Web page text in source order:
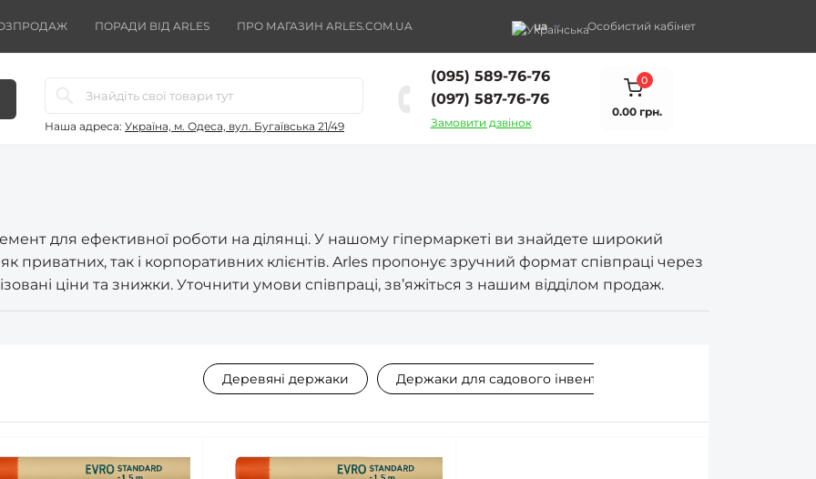
ПОРАДИ ВІД ARLES ПРО МАГАЗИН ARLES.COM.UA ua Особистий кабінет
Наша адреса: Україна, м. Одеса, вул. Бугаївська 21/49
(095) 589-76-76
(097) 587-76-76
Замовити дзвінок
0
0.00 грн.
для ефективної роботи на ділянці. У нашому гіпермаркеті ви знайдете широкий
приватних, так і корпоративних клієнтів. Arles пропонує зручний формат співпраці через
ціни та знижки. Уточнити умови співпраці, зв’яжіться з нашим відділом продаж.
Деревяні держаки Держаки для садового інвентаря